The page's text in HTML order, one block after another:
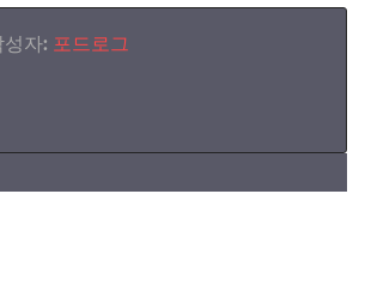
성자: 포드로그